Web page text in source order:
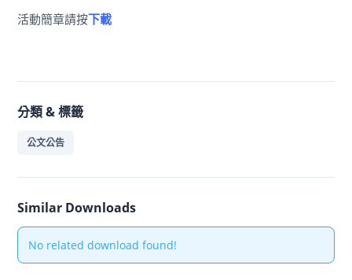
活動簡章請按下載
分類 & 標籤
公文公告
Similar Downloads
No related download found!